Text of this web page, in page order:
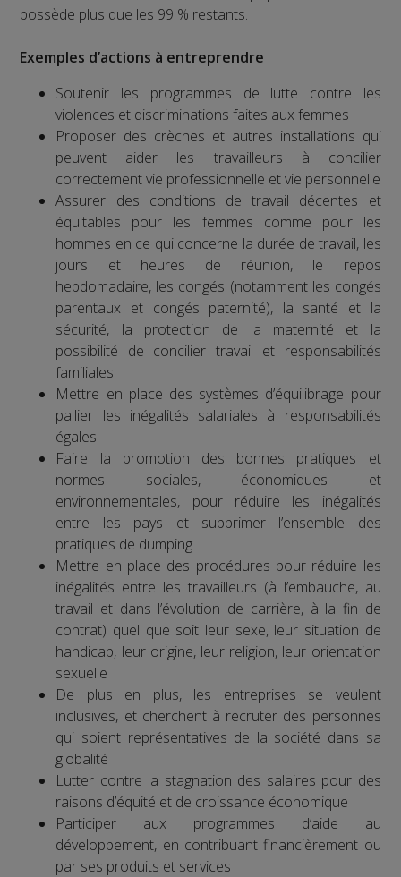
possède plus que les 99 % restants.
Exemples d’actions à entreprendre
Soutenir les programmes de lutte contre les
violences et discriminations faites aux femmes
Proposer des crèches et autres installations qui
peuvent aider les travailleurs à concilier
correctement vie professionnelle et vie personnelle
Assurer des conditions de travail décentes et
équitables pour les femmes comme pour les
hommes en ce qui concerne la durée de travail, les
jours et heures de réunion, le repos
hebdomadaire, les congés (notamment les congés
parentaux et congés paternité), la santé et la
sécurité, la protection de la maternité et la
possibilité de concilier travail et responsabilités
familiales
Mettre en place des systèmes d’équilibrage pour
pallier les inégalités salariales à responsabilités
égales
Faire la promotion des bonnes pratiques et
normes sociales, économiques et
environnementales, pour réduire les inégalités
entre les pays et supprimer l’ensemble des
pratiques de dumping
Mettre en place des procédures pour réduire les
inégalités entre les travailleurs (à l’embauche, au
travail et dans l’évolution de carrière, à la fin de
contrat) quel que soit leur sexe, leur situation de
handicap, leur origine, leur religion, leur orientation
sexuelle
De plus en plus, les entreprises se veulent
inclusives, et cherchent à recruter des personnes
qui soient représentatives de la société dans sa
globalité
Lutter contre la stagnation des salaires pour des
raisons d’équité et de croissance économique
Participer aux programmes d’aide au
développement, en contribuant financièrement ou
par ses produits et services